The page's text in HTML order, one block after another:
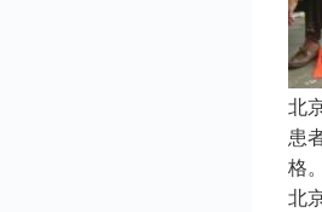
北
患
格
北